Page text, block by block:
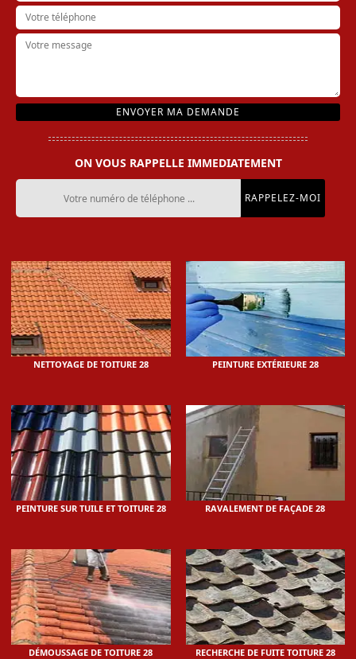
ON VOUS RAPPELLE IMMEDIATEMENT
NETTOYAGE DE TOITURE 28 PEINTURE EXTÉRIEURE 28
PEINTURE SUR TUILE ET TOITURE 28 RAVALEMENT DE FAÇADE 28
DÉMOUSSAGE DE TOITURE 28 RECHERCHE DE FUITE TOITURE 28